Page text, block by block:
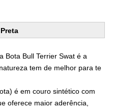
Bota Bull Terrier Swat é a
tem de melhor para te
é em couro sintético com
oferece maior aderência,